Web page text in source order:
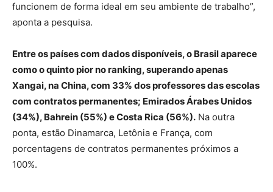
funcionem de forma ideal em seu ambiente de trabalho”,
aponta a pesquisa.
Entre os países com dados disponíveis, o Brasil aparece
como o quinto pior no ranking, superando apenas
Xangai, na China, com 33% dos professores das escolas
com contratos permanentes; Emirados Árabes Unidos
(34%), Bahrein (55%) e Costa Rica (56%). Na outra
ponta, estão Dinamarca, Letônia e França, com
porcentagens de contratos permanentes próximos a
100%.